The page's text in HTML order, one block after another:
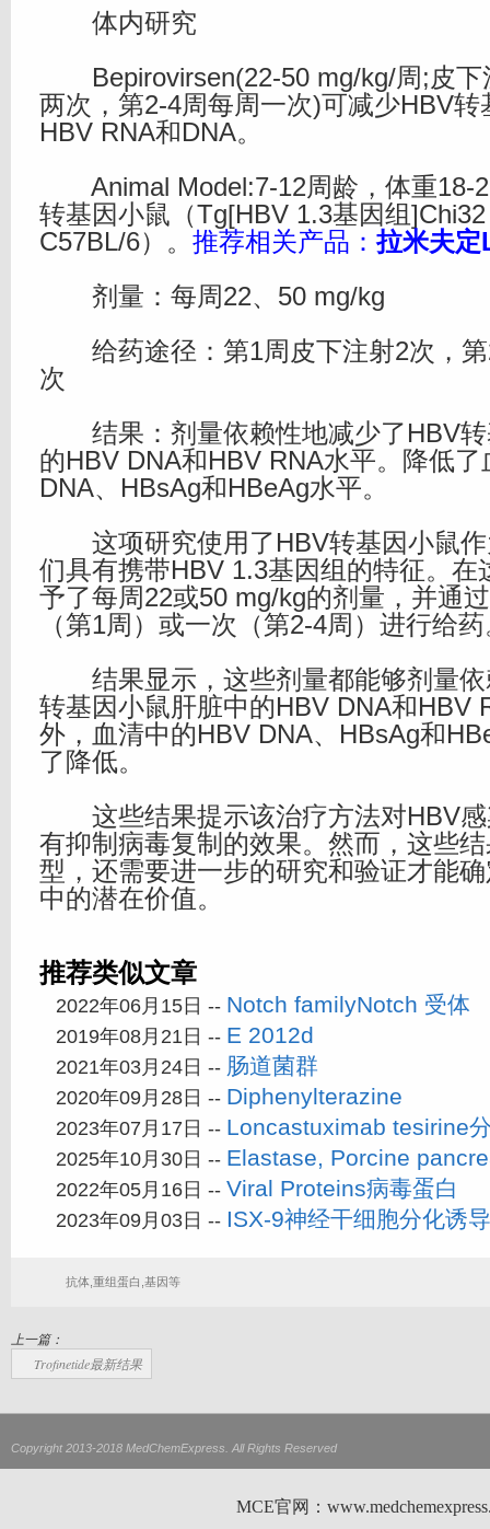
体内研究
Bepirovirsen(22-50 mg/kg/周;皮下
两次，第2-4周每周一次)可减少HBV转
HBV RNA和DNA。
Animal Model:7-12周龄，体重18-
转基因小鼠（Tg[HBV 1.3基因组
C57BL/6）。 推荐相关产品：拉米夫
剂量：每周22、50 mg/kg
给药途径：第1周皮下注射2次，第
次
结果：剂量依赖性地减少了HBV转
的HBV DNA和HBV RNA水平。降低
DNA、HBsAg和HBeAg水平。
这项研究使用了HBV转基因小鼠作
们具有携带HBV 1.3基因组的特征。在
予了每周22或50 mg/kg的剂量，并通
（第1周）或一次（第2-4周）进行给
结果显示，这些剂量都能够剂量依
转基因小鼠肝脏中的HBV DNA和HBV
外，血清中的HBV DNA、HBsAg和
了降低。
这些结果提示该治疗方法对HBV感
有抑制病毒复制的效果。然而，这些
型，还需要进一步的研究和验证才能
中的潜在价值。
推荐类似文章
2022年06月15日 -- Notch familyNotch 受体
2019年08月21日 -- E 2012d
2021年03月24日 -- 肠道菌群
2020年09月28日 -- Diphenylterazine
2023年07月17日 -- Loncastuximab tesirine
2025年10月30日 -- Elastase, Porcine
2022年05月16日 -- Viral Proteins病毒蛋白
2023年09月03日 -- ISX-9神经干细胞分化诱
抗体,重组蛋白,基因等
上一篇：
Trofinetide最新结果
Copyright 2013-2018 MedChemExpress. All Rights Reserved
MCE官网：